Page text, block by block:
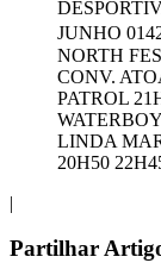
|
Partilhar